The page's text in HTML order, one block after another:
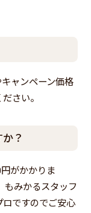
ャンペーン価格
さい。
？
がかかりま
もみかるスタッフ
ですのでご安心